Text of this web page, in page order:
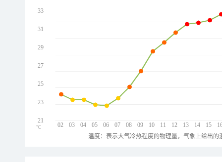
02 03 04 05 06 07 08 09 10 11 12 13 14 15
33
31
29
27
25
23
21
℃
温度：表示大气冷热程度的物理量，气象上给出